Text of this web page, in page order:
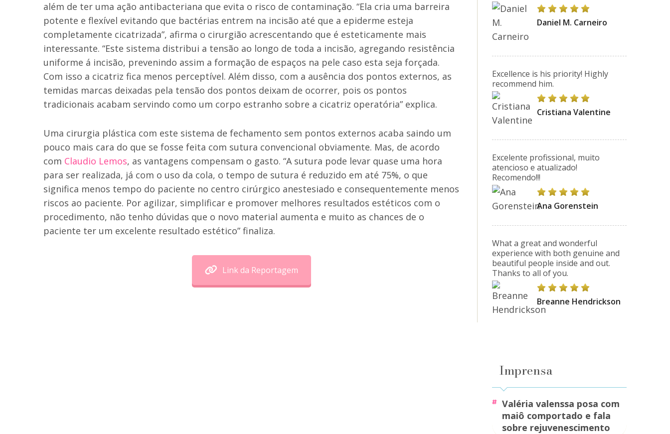
além de ter uma ação antibacteriana que evita o risco de contaminação. “Ela cria uma barreira
potente e flexível evitando que bactérias entrem na incisão até que a epiderme esteja
completamente cicatrizada”, afirma o cirurgião acrescentando que é esteticamente mais
interessante. “Este sistema distribui a tensão ao longo de toda a incisão, agregando resistência
uniforme á incisão, prevenindo assim a formação de espaços na pele caso esta seja forçada.
Com isso a cicatriz fica menos perceptível. Além disso, com a ausência dos pontos externos, as
temidas marcas deixadas pela tensão dos pontos deixam de ocorrer, pois os pontos
tradicionais acabam servindo como um corpo estranho sobre a cicatriz operatória” explica.
Uma cirurgia plástica com este sistema de fechamento sem pontos externos acaba saindo um
pouco mais cara do que se fosse feita com sutura convencional obviamente. Mas, de acordo
com Claudio Lemos, as vantagens compensam o gasto. “A sutura pode levar quase uma hora
para ser realizada, já com o uso da cola, o tempo de sutura é reduzido em até 75%, o que
significa menos tempo do paciente no centro cirúrgico anestesiado e consequentemente menos
riscos ao paciente. Por agilizar, simplificar e promover melhores resultados estéticos com o
procedimento, não tenho dúvidas que o novo material aumenta e muito as chances de o
paciente ter um excelente resultado estético” finaliza.
Link da Reportagem
Daniel M. Carneiro
Excellence is his priority! Highly
recommend him.
Cristiana Valentine
Excelente profissional, muito
atencioso e atualizado!
Recomendo!!!
Ana Gorenstein
What a great and wonderful
experience with both genuine and
beautiful people inside and out.
Thanks to all of you.
Breanne Hendrickson
Imprensa
valéria valenssa posa com
maiô comportado e fala
sobre rejuvenescimento